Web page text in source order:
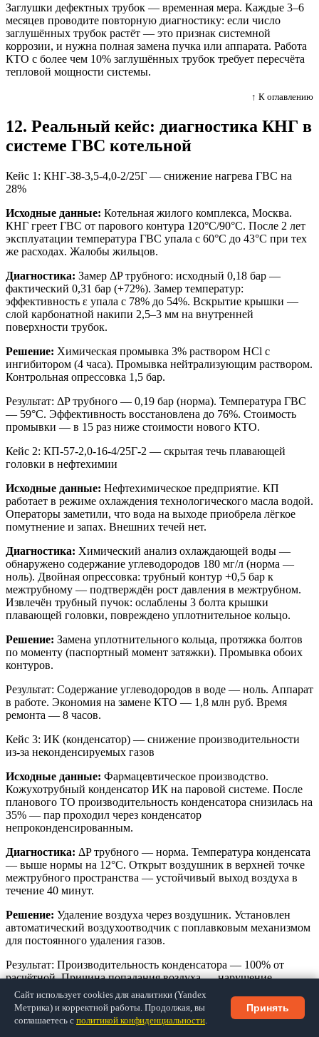
Заглушки дефектных трубок — временная мера. Каждые 3–6
месяцев проводите повторную диагностику: если число
заглушённых трубок растёт — это признак системной
коррозии, и нужна полная замена пучка или аппарата. Работа
КТО с более чем 10% заглушённых трубок требует пересчёта
тепловой мощности системы.
↑ К оглавлению
12. Реальный кейс: диагностика КНГ в
системе ГВС котельной
Кейс 1: КНГ-38-3,5-4,0-2/25Г — снижение нагрева ГВС на
28%
Исходные данные: Котельная жилого комплекса, Москва.
КНГ греет ГВС от парового контура 120°C/90°C. После 2 лет
эксплуатации температура ГВС упала с 60°C до 43°C при тех
же расходах. Жалобы жильцов.
Диагностика: Замер ΔP трубного: исходный 0,18 бар —
фактический 0,31 бар (+72%). Замер температур:
эффективность ε упала с 78% до 54%. Вскрытие крышки —
слой карбонатной накипи 2,5–3 мм на внутренней
поверхности трубок.
Решение: Химическая промывка 3% раствором HCl с
ингибитором (4 часа). Промывка нейтрализующим раствором.
Контрольная опрессовка 1,5 бар.
Результат: ΔP трубного — 0,19 бар (норма). Температура ГВС
— 59°C. Эффективность восстановлена до 76%. Стоимость
промывки — в 15 раз ниже стоимости нового КТО.
Кейс 2: КП-57-2,0-16-4/25Г-2 — скрытая течь плавающей
головки в нефтехимии
Исходные данные: Нефтехимическое предприятие. КП
работает в режиме охлаждения технологического масла водой.
Операторы заметили, что вода на выходе приобрела лёгкое
помутнение и запах. Внешних течей нет.
Диагностика: Химический анализ охлаждающей воды —
обнаружено содержание углеводородов 180 мг/л (норма —
ноль). Двойная опрессовка: трубный контур +0,5 бар к
межтрубному — подтверждён рост давления в межтрубном.
Извлечён трубный пучок: ослаблены 3 болта крышки
плавающей головки, повреждено уплотнительное кольцо.
Решение: Замена уплотнительного кольца, протяжка болтов
по моменту (паспортный момент затяжки). Промывка обоих
контуров.
Результат: Содержание углеводородов в воде — ноль. Аппарат
в работе. Экономия на замене КТО — 1,8 млн руб. Время
ремонта — 8 часов.
Кейс 3: ИК (конденсатор) — снижение производительности
из-за неконденсируемых газов
Исходные данные: Фармацевтическое производство.
Кожухотрубный конденсатор ИК на паровой системе. После
планового ТО производительность конденсатора снизилась на
35% — пар проходил через конденсатор
непроконденсированным.
Диагностика: ΔP трубного — норма. Температура конденсата
— выше нормы на 12°C. Открыт воздушник в верхней точке
межтрубного пространства — устойчивый выход воздуха в
течение 40 минут.
Решение: Удаление воздуха через воздушник. Установлен
автоматический воздухоотводчик с поплавковым механизмом
для постоянного удаления газов.
Результат: Производительность конденсатора — 100% от
расчётной. Причина попадания воздуха — нарушение
вакуума при остановке, устранено обратным клапаном на
паровом патрубке. Стоимость решения — 12 000 руб.
Если ваш КТО демонстрирует схожие симптомы —
Сайт использует cookies для аналитики (Yandex
Метрика) и корректной работы. Продолжая, вы
соглашаетесь с политикой конфиденциальности.
Принять